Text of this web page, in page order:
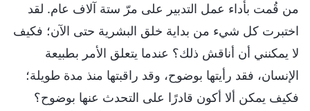
من قُمت بأداء عمل التدبير على مرّ ستة آلاف عام. لقد
اختبرت كل شيء من بداية خلق البشرية حتى الآن؛ فكيف
لا يمكنني أن أناقش ذلك؟ عندما يتعلق الأمر بطبيعة
الإنسان، فقد رأيتها بوضوح، وقد راقبتها منذ مدة طويلة؛
فكيف يمكن ألا أكون قادرًا على التحدث عنها بوضوح؟